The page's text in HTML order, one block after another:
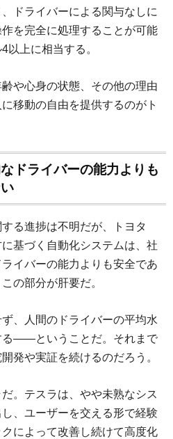
ドライバーによる関与なしに
を完全に処理することが可能
以上に相当する。
や心身の状態、その他の理由
移動の自由を提供するのがト
ドライバーの能力よりも
る進捗は不明だが、トヨタ
基づく自動化システムは、社
イバーの能力よりも安全であ
の部分が肝要だ。
、人間のドライバーの平均水
る――ということだ。それまで
発や実証を続けるのだろう。
。テスラは、やや未熟なシス
、ユーザーを交える形で経験
によって改善し続けて高度化